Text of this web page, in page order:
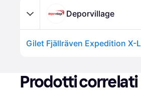
Deporvillage
Gilet Fjällräven Expedition X-
Prodotti correlati